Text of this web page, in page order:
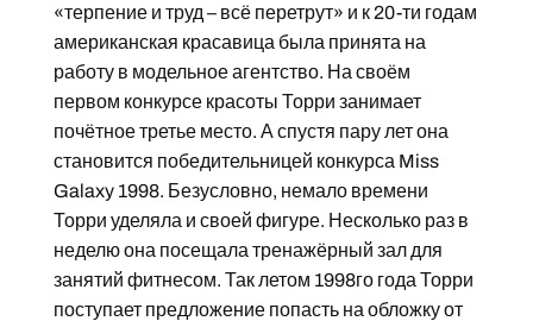
«терпение и труд – всё перетрут» и к 20-ти годам
американская красавица была принята на
работу в модельное агентство. На своём
первом конкурсе красоты Торри занимает
почётное третье место. А спустя пару лет она
становится победительницей конкурса Miss
Galaxy 1998. Безусловно, немало времени
Торри уделяла и своей фигуре. Несколько раз в
неделю она посещала тренажёрный зал для
занятий фитнесом. Так летом 1998го года Торри
поступает предложение попасть на обложку от